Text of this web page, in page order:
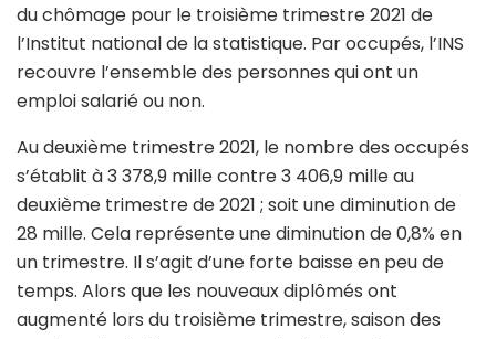
du chômage pour le troisième trimestre 2021 de
l’Institut national de la statistique. Par occupés, l’INS
recouvre l’ensemble des personnes qui ont un
emploi salarié ou non.
Au deuxième trimestre 2021, le nombre des occupés
s’établit à 3 378,9 mille contre 3 406,9 mille au
deuxième trimestre de 2021 ; soit une diminution de
28 mille. Cela représente une diminution de 0,8% en
un trimestre. Il s’agit d’une forte baisse en peu de
temps. Alors que les nouveaux diplômés ont
augmenté lors du troisième trimestre, saison des